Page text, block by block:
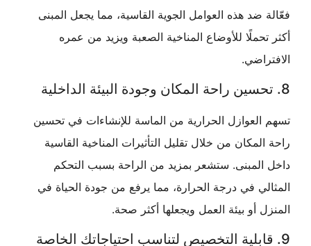
ضد هذه العوامل الجوية القاسية، مما يجعل المبنى
للأوضاع المناخية الصعبة ويزيد من عمره
الحرارية من الماسة للإنشاءات في تحسين
من خلال تقليل التأثيرات المناخية القاسية
ستشعر بمزيد من الراحة بسبب التحكم
في درجة الحرارة، مما يرفع من جودة الحياة في
أو بيئة العمل ويجعلها أكثر صحة.